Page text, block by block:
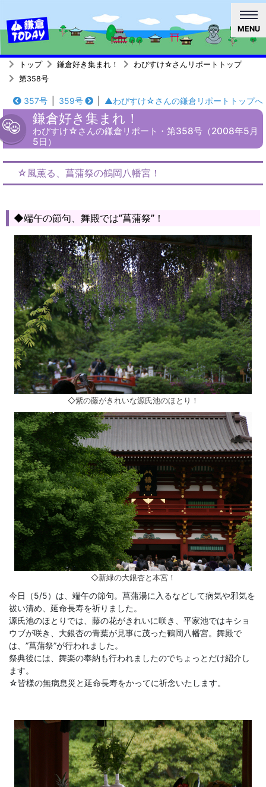
MENU
トップ 鎌倉好き集まれ！
わびすけ☆さんリポートトップ
第358号
357号 359号 ▲わびすけ☆さんの鎌倉リポートトップへ
鎌倉好き集まれ！
わびすけ☆さんの鎌倉リポート・第358号（2008年5月
5日）
☆風薫る、菖蒲祭の鶴岡八幡宮！
◆端午の節句、舞殿では”菖蒲祭”！
◇紫の藤がきれいな源氏池のほとり！
◇新緑の大銀杏と本宮！
今日（5/5）は、端午の節句。菖蒲湯に入るなどして病気や邪気を
祓い清め、延命長寿を祈りました。
源氏池のほとりでは、藤の花がきれいに咲き、平家池ではキショ
ウブが咲き、大銀杏の青葉が見事に茂った鶴岡八幡宮。舞殿で
は、”菖蒲祭”が行われました。
祭典後には、舞楽の奉納も行われましたのでちょっとだけ紹介し
ます。
☆皆様の無病息災と延命長寿をかってに祈念いたします。